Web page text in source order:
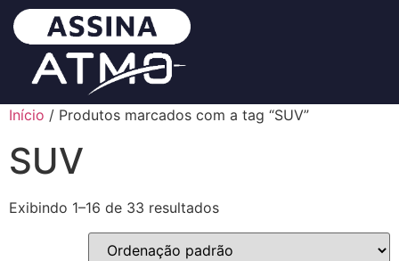
Início / Produtos marcados com a tag “SUV”
SUV
Exibindo 1–16 de 33 resultados